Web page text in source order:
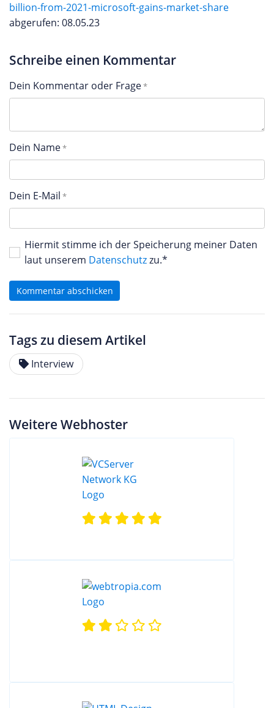
billion-from-2021-microsoft-gains-market-share
abgerufen: 08.05.23
Schreibe einen Kommentar
Dein Kommentar oder Frage
Dein Name
Dein E-Mail
Hiermit stimme ich der Speicherung meiner Daten
laut unserem Datenschutzzu.*
Kommentar abschicken
Tags zu diesem Artikel
Interview
Weitere Webhoster